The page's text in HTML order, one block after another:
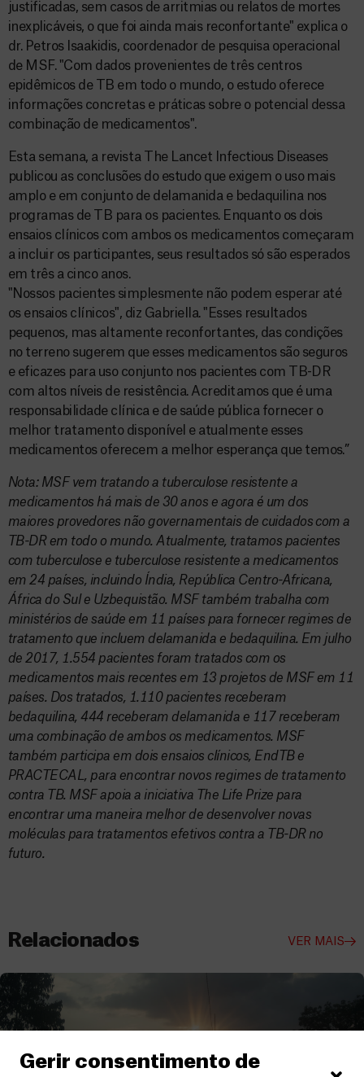
Gerir consentimento de
justificadas, sem casos de arritmias ou relatos de mortes
inexplicáveis, o que foi ainda mais reconfortante" explica o
dr. Petros Isaakidis, coordenador de pesquisa operacional
de MSF. "Com dados provenientes de três centros
epidêmicos de TB em todo o mundo, o estudo oferece
informações concretas e práticas sobre o potencial dessa
combinação de medicamentos".
Esta semana, a revista The Lancet Infectious Diseases
publicou as conclusões do estudo que exigem o uso mais
amplo e em conjunto de delamanida e bedaquilina nos
programas de TB para os pacientes. Enquanto os dois
ensaios clínicos com ambos os medicamentos começaram
a incluir os participantes, seus resultados só são esperados
em três a cinco anos.
"Nossos pacientes simplesmente não podem esperar até
os ensaios clínicos", diz Gabriella. "Esses resultados
pequenos, mas altamente reconfortantes, das condições
no terreno sugerem que esses medicamentos são seguros
e eficazes para uso conjunto nos pacientes com TB-DR
com altos níveis de resistência. Acreditamos que é uma
responsabilidade clínica e de saúde pública fornecer o
melhor tratamento disponível e atualmente esses
medicamentos oferecem a melhor esperança que temos.”
Nota: MSF vem tratando a tuberculose resistente a
medicamentos há mais de 30 anos e agora é um dos
maiores provedores não governamentais de cuidados com a
TB-DR em todo o mundo. Atualmente, tratamos pacientes
com tuberculose e tuberculose resistente a medicamentos
em 24 países, incluindo Índia, República Centro-Africana,
África do Sul e Uzbequistão. MSF também trabalha com
ministérios de saúde em 11 países para fornecer regimes de
tratamento que incluem delamanida e bedaquilina. Em julho
de 2017, 1.554 pacientes foram tratados com os
medicamentos mais recentes em 13 projetos de MSF em 11
países. Dos tratados, 1.110 pacientes receberam
bedaquilina, 444 receberam delamanida e 117 receberam
uma combinação de ambos os medicamentos. MSF
também participa em dois ensaios clínicos, EndTB e
PRACTECAL, para encontrar novos regimes de tratamento
contra TB. MSF apoia a iniciativa The Life Prize para
encontrar uma maneira melhor de desenvolver novas
moléculas para tratamentos efetivos contra a TB-DR no
futuro.
Relacionados VER MAIS